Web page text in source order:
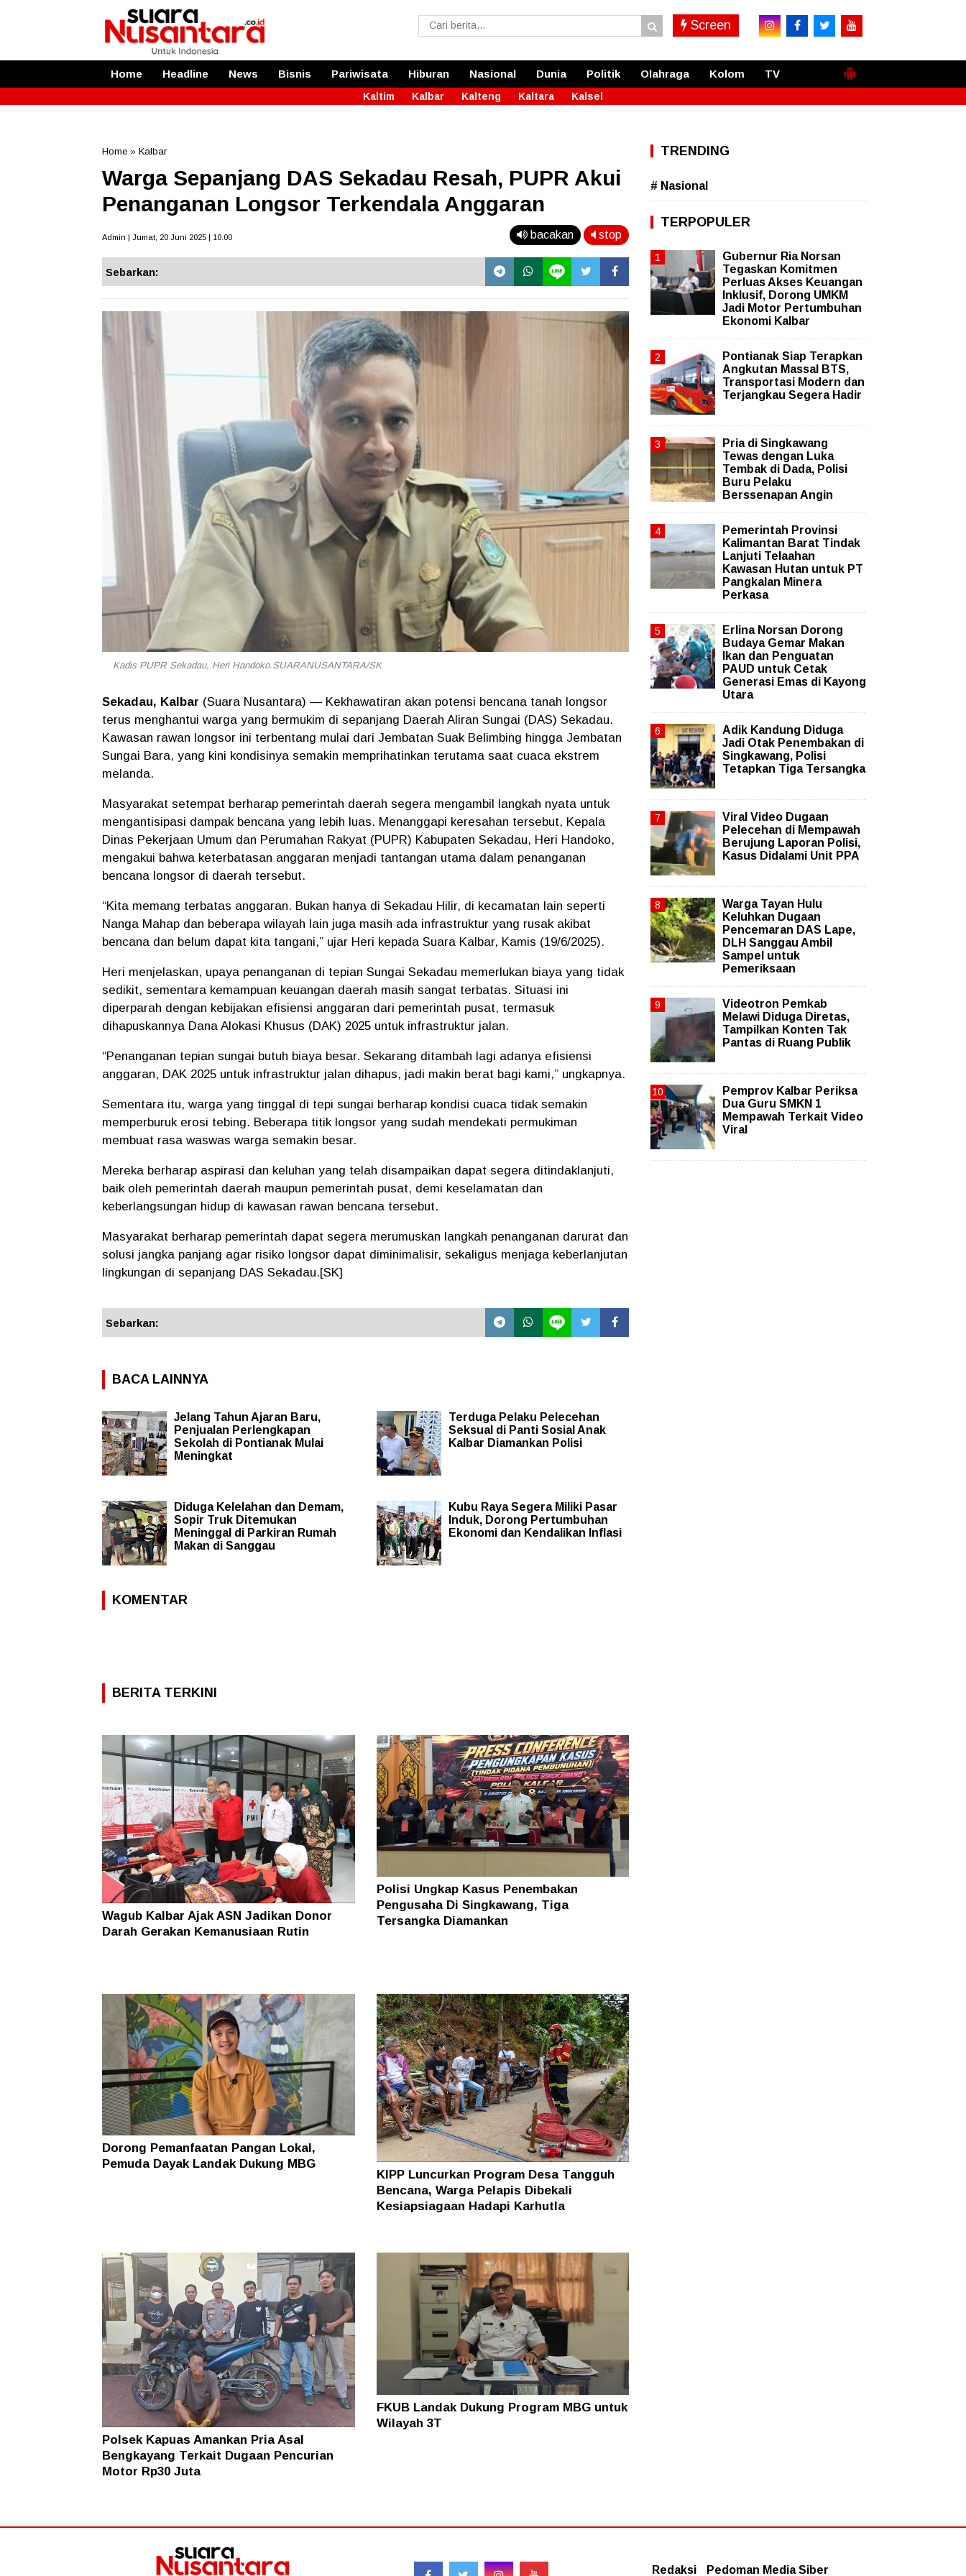
Screen
Home Headline News Bisnis Pariwisata Hiburan Nasional Dunia Politik Olahraga Kolom TV
Kaltim Kalbar Kalteng Kaltara Kalsel
Home » Kalbar
Warga Sepanjang DAS Sekadau Resah, PUPR Akui
Penanganan Longsor Terkendala Anggaran
Admin | Jumat, 20 Juni 2025 | 10.00 bacakan stop
Sebarkan:
Kadis PUPR Sekadau, Heri Handoko.SUARANUSANTARA/SK
Sekadau, Kalbar (Suara Nusantara) — Kekhawatiran akan potensi bencana tanah longsor
terus menghantui warga yang bermukim di sepanjang Daerah Aliran Sungai (DAS) Sekadau.
Kawasan rawan longsor ini terbentang mulai dari Jembatan Suak Belimbing hingga Jembatan
Sungai Bara, yang kini kondisinya semakin memprihatinkan terutama saat cuaca ekstrem
melanda.
Masyarakat setempat berharap pemerintah daerah segera mengambil langkah nyata untuk
mengantisipasi dampak bencana yang lebih luas. Menanggapi keresahan tersebut, Kepala
Dinas Pekerjaan Umum dan Perumahan Rakyat (PUPR) Kabupaten Sekadau, Heri Handoko,
mengakui bahwa keterbatasan anggaran menjadi tantangan utama dalam penanganan
bencana longsor di daerah tersebut.
“Kita memang terbatas anggaran. Bukan hanya di Sekadau Hilir, di kecamatan lain seperti
Nanga Mahap dan beberapa wilayah lain juga masih ada infrastruktur yang rusak akibat
bencana dan belum dapat kita tangani,” ujar Heri kepada Suara Kalbar, Kamis (19/6/2025).
Heri menjelaskan, upaya penanganan di tepian Sungai Sekadau memerlukan biaya yang tidak
sedikit, sementara kemampuan keuangan daerah masih sangat terbatas. Situasi ini
diperparah dengan kebijakan efisiensi anggaran dari pemerintah pusat, termasuk
dihapuskannya Dana Alokasi Khusus (DAK) 2025 untuk infrastruktur jalan.
“Penanganan tepian sungai butuh biaya besar. Sekarang ditambah lagi adanya efisiensi
anggaran, DAK 2025 untuk infrastruktur jalan dihapus, jadi makin berat bagi kami,” ungkapnya.
Sementara itu, warga yang tinggal di tepi sungai berharap kondisi cuaca tidak semakin
memperburuk erosi tebing. Beberapa titik longsor yang sudah mendekati permukiman
membuat rasa waswas warga semakin besar.
Mereka berharap aspirasi dan keluhan yang telah disampaikan dapat segera ditindaklanjuti,
baik oleh pemerintah daerah maupun pemerintah pusat, demi keselamatan dan
keberlangsungan hidup di kawasan rawan bencana tersebut.
Masyarakat berharap pemerintah dapat segera merumuskan langkah penanganan darurat dan
solusi jangka panjang agar risiko longsor dapat diminimalisir, sekaligus menjaga keberlanjutan
lingkungan di sepanjang DAS Sekadau.[SK]
Sebarkan:
BACA LAINNYA
Jelang Tahun Ajaran Baru,
Penjualan Perlengkapan
Sekolah di Pontianak Mulai
Meningkat
Terduga Pelaku Pelecehan
Seksual di Panti Sosial Anak
Kalbar Diamankan Polisi
Diduga Kelelahan dan Demam,
Sopir Truk Ditemukan
Meninggal di Parkiran Rumah
Makan di Sanggau
Kubu Raya Segera Miliki Pasar
Induk, Dorong Pertumbuhan
Ekonomi dan Kendalikan Inflasi
KOMENTAR
BERITA TERKINI
Wagub Kalbar Ajak ASN Jadikan Donor
Darah Gerakan Kemanusiaan Rutin
Polisi Ungkap Kasus Penembakan
Pengusaha Di Singkawang, Tiga
Tersangka Diamankan
Dorong Pemanfaatan Pangan Lokal,
Pemuda Dayak Landak Dukung MBG
KIPP Luncurkan Program Desa Tangguh
Bencana, Warga Pelapis Dibekali
Kesiapsiagaan Hadapi Karhutla
Polsek Kapuas Amankan Pria Asal
Bengkayang Terkait Dugaan Pencurian
Motor Rp30 Juta
FKUB Landak Dukung Program MBG untuk
Wilayah 3T
TRENDING
# Nasional
TERPOPULER
Gubernur Ria Norsan
Tegaskan Komitmen
Perluas Akses Keuangan
Inklusif, Dorong UMKM
Jadi Motor Pertumbuhan
Ekonomi Kalbar
Pontianak Siap Terapkan
Angkutan Massal BTS,
Transportasi Modern dan
Terjangkau Segera Hadir
Pria di Singkawang
Tewas dengan Luka
Tembak di Dada, Polisi
Buru Pelaku
Berssenapan Angin
Pemerintah Provinsi
Kalimantan Barat Tindak
Lanjuti Telaahan
Kawasan Hutan untuk PT
Pangkalan Minera
Perkasa
Erlina Norsan Dorong
Budaya Gemar Makan
Ikan dan Penguatan
PAUD untuk Cetak
Generasi Emas di Kayong
Utara
Adik Kandung Diduga
Jadi Otak Penembakan di
Singkawang, Polisi
Tetapkan Tiga Tersangka
Viral Video Dugaan
Pelecehan di Mempawah
Berujung Laporan Polisi,
Kasus Didalami Unit PPA
Warga Tayan Hulu
Keluhkan Dugaan
Pencemaran DAS Lape,
DLH Sanggau Ambil
Sampel untuk
Pemeriksaan
Videotron Pemkab
Melawi Diduga Diretas,
Tampilkan Konten Tak
Pantas di Ruang Publik
Pemprov Kalbar Periksa
Dua Guru SMKN 1
Mempawah Terkait Video
Viral
Redaksi
Pedoman Media Siber